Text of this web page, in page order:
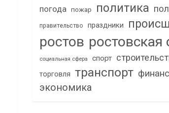
погода пожар политика
правительство праздники
ростов ростовская
социальная сфера спорт
торговля транспорт
экономика